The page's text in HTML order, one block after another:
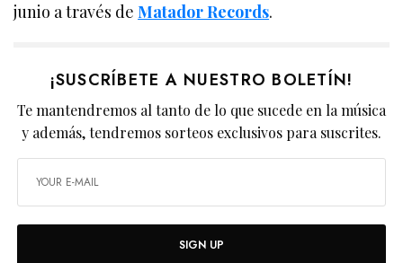
junio a través deMatador Records.
¡SUSCRÍBETE A NUESTRO BOLETÍN!
Te mantendremos al tanto de lo que sucede en la música
y además, tendremos sorteos exclusivos para suscrites.
SIGN UP